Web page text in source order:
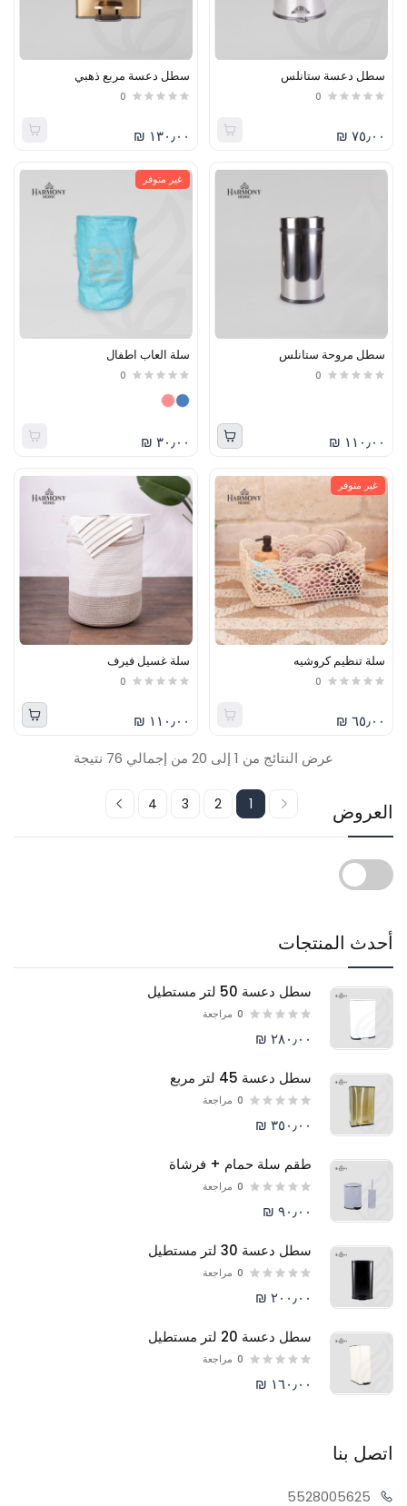
العروض
أحدث المنتجات
سطل دعسة 50 لتر مستطيل
0 مراجعة
٢٨٠٫٠٠ ₪
سطل دعسة 45 لتر مربع
0 مراجعة
٣٥٠٫٠٠ ₪
طقم سلة حمام + فرشاة
0 مراجعة
٩٠٫٠٠ ₪
سطل دعسة 30 لتر مستطيل
0 مراجعة
٢٠٠٫٠٠ ₪
سطل دعسة 20 لتر مستطيل
0 مراجعة
١٦٠٫٠٠ ₪
سطل دعسة ستانلس
0
٧٥٫٠٠ ₪
سطل دعسة مربع ذهبي
0
١٣٠٫٠٠ ₪
سطل مروحة ستانلس
0
١١٠٫٠٠ ₪
غير متوفر
سلة العاب اطفال
0
٣٠٫٠٠ ₪
غير متوفر
سلة تنظيم كروشيه
0
٦٥٫٠٠ ₪
سلة غسيل فيرف
0
١١٠٫٠٠ ₪
عرض النتائج من 1 إلى 20 من إجمالي 76 نتيجة
1
2
3
4
اتصل بنا
05625
55280